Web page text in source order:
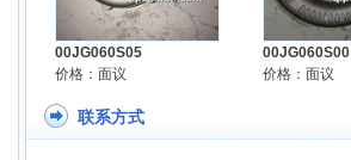
00JG060S05
价格：面议
00JG060S00
价格：面议
联系方式